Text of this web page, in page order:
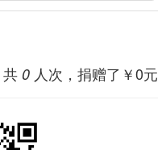
共 0 人次，捐赠了￥0元